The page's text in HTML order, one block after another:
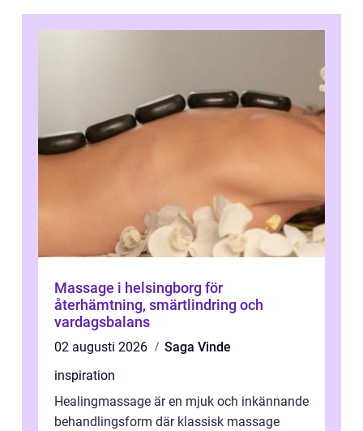
Massage i helsingborg för
återhämtning, smärtlindring och
vardagsbalans
02 augusti 2026
Saga Vinde
inspiration
Healingmassage är en mjuk och inkännande
behandlingsform där klassisk massage